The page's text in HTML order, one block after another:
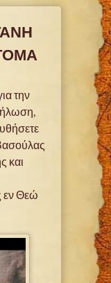
την
και
εν Θεώ